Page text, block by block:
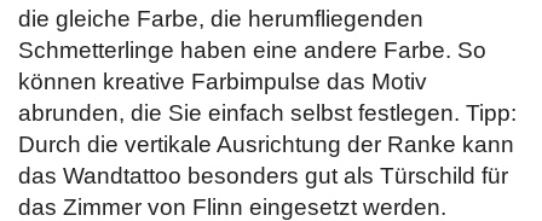
die gleiche Farbe, die herumfliegenden
Schmetterlinge haben eine andere Farbe. So
können kreative Farbimpulse das Motiv
abrunden, die Sie einfach selbst festlegen. Tipp:
Durch die vertikale Ausrichtung der Ranke kann
das Wandtattoo besonders gut als Türschild für
das Zimmer von Flinn eingesetzt werden.